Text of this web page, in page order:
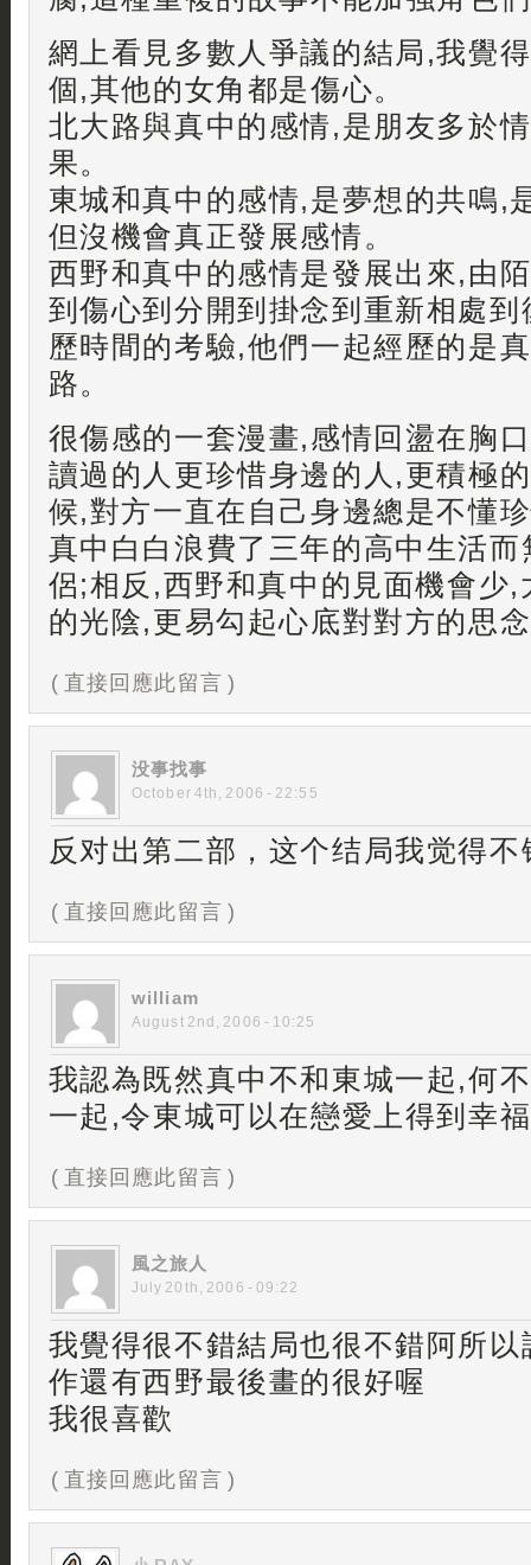
網上看見多數人爭議的結局,我覺
個,其他的女角都是傷心。
北大路與真中的感情,是朋友多於
果。
東城和真中的感情,是夢想的共鳴,
但沒機會真正發展感情。
西野和真中的感情是發展出來,由
到傷心到分開到掛念到重新相處
歷時間的考驗,他們一起經歷的是
路。
很傷感的一套漫畫,感情回盪在胸
讀過的人更珍惜身邊的人,更積極
候,對方一直在自己身邊總是不懂
真中白白浪費了三年的高中生活
侶;相反,西野和真中的見面機會少,
的光陰,更易勾起心底對對方的思
( 直接回應此留言 )
没事找事
October 4th, 2006 - 22:55
反对出第二部，这个结局我觉得不
( 直接回應此留言 )
william
August 2nd, 2006 - 10:25
我認為既然真中不和東城一起,何
一起,令東城可以在戀愛上得到幸
( 直接回應此留言 )
風之旅人
July 20th, 2006 - 09:22
我覺得很不錯結局也很不錯阿所
作還有西野最後畫的很好喔
我很喜歡
( 直接回應此留言 )